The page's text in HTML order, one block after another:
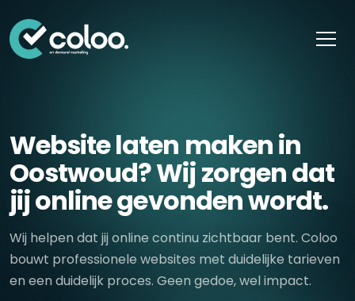
Website laten maken in
Oostwoud? Wij zorgen dat
jij online gevonden wordt.
Wij helpen dat jij online continu zichtbaar bent. Coloo
bouwt professionele websites met duidelijke tarieven
en een duidelijk proces. Geen gedoe, wel impact.